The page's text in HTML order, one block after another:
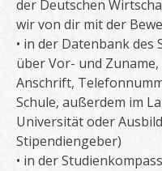
der Deutschen
wir von dir mit der
• in der Datenbank des
über Vor- und
Anschrift,
Schule, außerdem im
Universität oder
Stipendiengeber)
• in der